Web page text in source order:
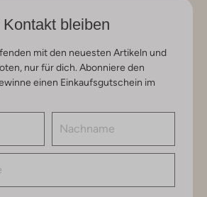
bleiben
mit den neuesten Artikeln und
nur für dich. Abonniere den
einen Einkaufsgutschein im